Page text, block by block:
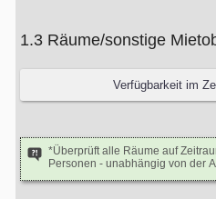
1.3 Räume/sonstige
*Überprüft alle Räume auf
Personen - unabhängig von der